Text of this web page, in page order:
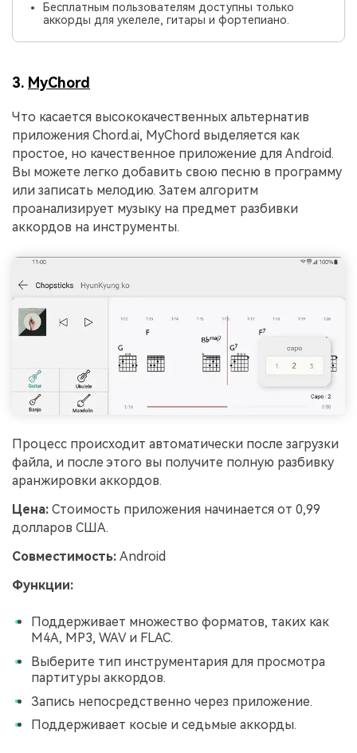
Бесплатным пользователям доступны только
аккорды для укелеле, гитары и фортепиано.
3. MyChord
Что касается высококачественных альтернатив
приложения Chord.ai, MyChord выделяется как
простое, но качественное приложение для Android.
Вы можете легко добавить свою песню в программу
или записать мелодию. Затем алгоритм
проанализирует музыку на предмет разбивки
аккордов на инструменты.
Процесс происходит автоматически после загрузки
файла, и после этого вы получите полную разбивку
аранжировки аккордов.
Цена: Стоимость приложения начинается от 0,99
долларов США.
Совместимость: Android
Функции:
Поддерживает множество форматов, таких как
M4A, MP3, WAV и FLAC.
Выберите тип инструментария для просмотра
партитуры аккордов.
Запись непосредственно через приложение.
Поддерживает косые и седьмые аккорды.